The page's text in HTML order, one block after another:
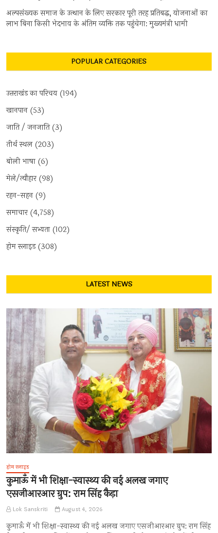
अल्पसंख्यक समाज के उत्थान के लिए सरकार पूरी तरह प्रतिबद्ध, योजनाओं का
लाभ बिना किसी भेदभाव के अंतिम व्यक्ति तक पहुंचेगा: मुख्यमंत्री धामी
POPULAR CATEGORIES
उत्तराखंड का परिचय (194)
खानपान (53)
जाति / जनजाति(3)
तीर्थ स्थल (203)
बोली भाषा (6)
मेले/त्यौहार(98)
रहन-सहन (9)
समाचार(4,758)
संस्कृति/ सभ्यता (102)
होम स्लाइड(308)
LATEST NEWS
होम स्लाइड
कुमाऊँ में भी शिक्षा-स्वास्थ्य की नई अलख जगाए
एसजीआरआर ग्रुप: राम सिंह कैड़ा
Lok Sanskriti August 4, 2026
कुमाऊँ में भी शिक्षा-स्वास्थ्य की नई अलख जगाए एसजीआरआर ग्रुप: राम सिंह